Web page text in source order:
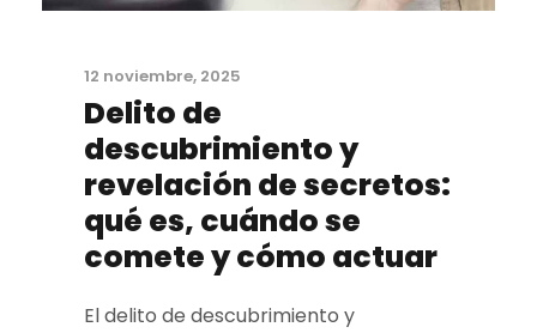
12 noviembre, 2025
Delito de
descubrimiento y
revelación de secretos:
qué es, cuándo se
comete y cómo actuar
El delito de descubrimiento y